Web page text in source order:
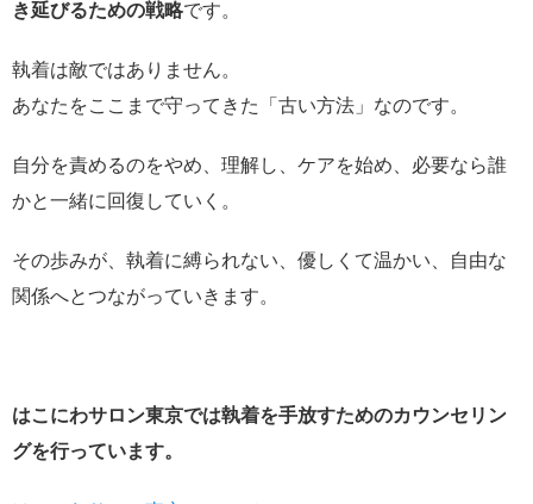
き延びるための戦略です。
執着は敵ではありません。
あなたをここまで守ってきた「古い方法」なのです。
自分を責めるのをやめ、理解し、ケアを始め、必要なら誰
かと一緒に回復していく。
その歩みが、執着に縛られない、優しくて温かい、自由な
関係へとつながっていきます。
はこにわサロン東京では執着を手放すためのカウンセリン
グを行っています。